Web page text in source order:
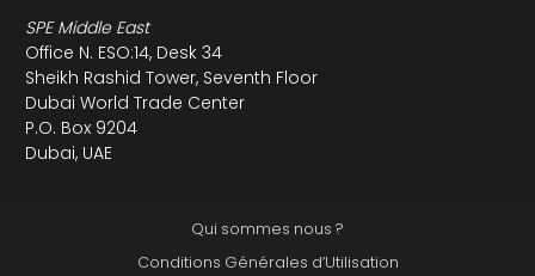
SPE Middle East
Office N. ESO:14, Desk 34
Sheikh Rashid Tower, Seventh Floor
Dubai World Trade Center
P.O. Box 9204
Dubai, UAE
Qui sommes nous ?
Conditions Générales d’Utilisation